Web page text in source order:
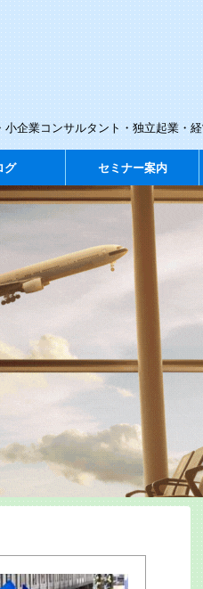
企業コンサルタント・独立起業・
グ セミナー案内